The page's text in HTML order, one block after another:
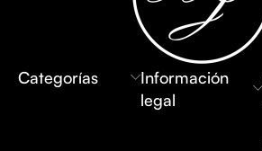
Categorías
Información
legal